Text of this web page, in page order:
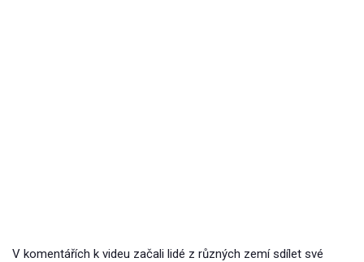
V komentářích k videu začali lidé z různých zemí sdílet své